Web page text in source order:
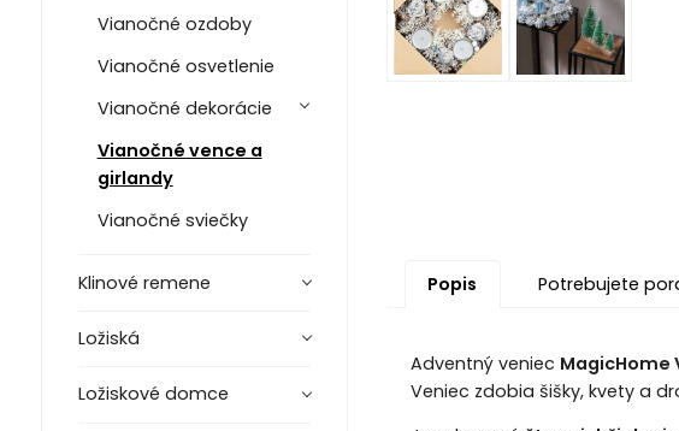
Vianočné ozdoby
Vianočné osvetlenie
Vianočné dekorácie
Vianočné vence a
girlandy
Vianočné sviečky
Klinové remene
Ložiská
Ložiskové domce
Popis Potrebujete
Adventný veniec MagicHome
Veniec zdobia šišky, kvety a